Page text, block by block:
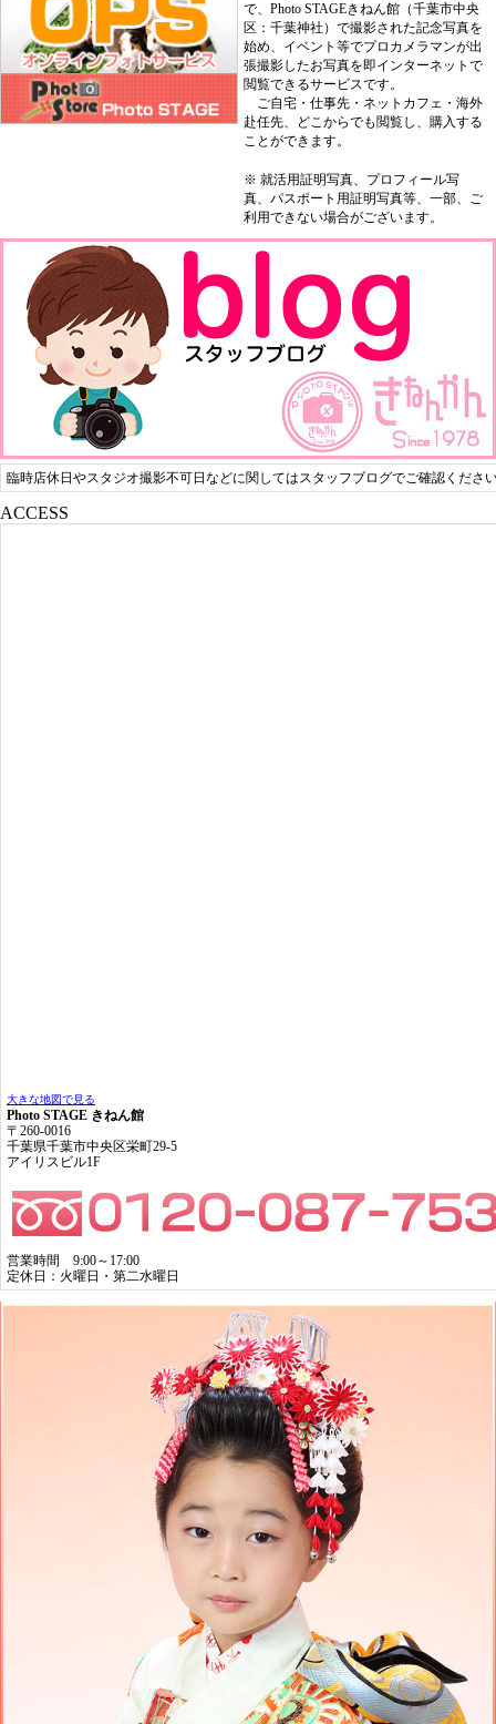
で、Photo STAGEきねん館（千葉市中央
区：千葉神社）で撮影された記念写真を
始め、イベント等でプロカメラマンが出
張撮影したお写真を即インターネットで
閲覧できるサービスです。
ご自宅・仕事先・ネットカフェ・海外
赴任先、どこからでも閲覧し、購入する
ことができます。
※ 就活用証明写真、プロフィール写
真、パスポート用証明写真等、一部、ご
利用できない場合がございます。
臨時店休日やスタジオ撮影不可日などに関してはスタッフブログでご確認くださ
ACCESS
大きな地図で見る
Photo STAGE きねん館
〒260-0016
千葉県千葉市中央区栄町29-5
アイリスビル1F
営業時間 9:00～17:00
定休日：火曜日・第二水曜日